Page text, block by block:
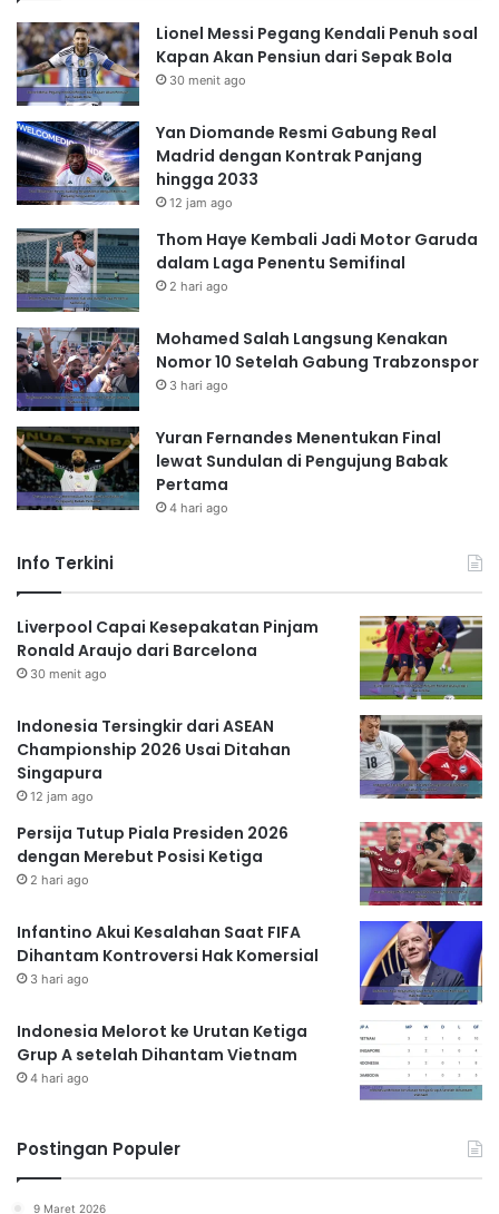
Lionel Messi Pegang Kendali Penuh soal
Kapan Akan Pensiun dari Sepak Bola
30 menit ago
Yan Diomande Resmi Gabung Real
Madrid dengan Kontrak Panjang
hingga 2033
12 jam ago
Thom Haye Kembali Jadi Motor Garuda
dalam Laga Penentu Semifinal
2 hari ago
Mohamed Salah Langsung Kenakan
Nomor 10 Setelah Gabung Trabzonspor
3 hari ago
Yuran Fernandes Menentukan Final
lewat Sundulan di Pengujung Babak
Pertama
4 hari ago
Info Terkini
Liverpool Capai Kesepakatan Pinjam
Ronald Araujo dari Barcelona
30 menit ago
Indonesia Tersingkir dari ASEAN
Championship 2026 Usai Ditahan
Singapura
12 jam ago
Persija Tutup Piala Presiden 2026
dengan Merebut Posisi Ketiga
2 hari ago
Infantino Akui Kesalahan Saat FIFA
Dihantam Kontroversi Hak Komersial
3 hari ago
Indonesia Melorot ke Urutan Ketiga
Grup A setelah Dihantam Vietnam
4 hari ago
Postingan Populer
9 Maret 2026